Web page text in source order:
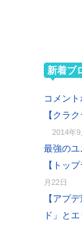
新着ブ
コメン
【クラ
2014年9
最強のユ
【トッ
月22日
【アプ
ド」と